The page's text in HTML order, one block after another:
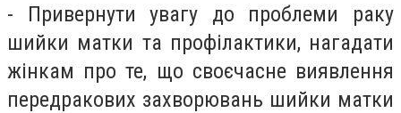
- Привернути увагу до проблеми раку
шийки матки та профілактики, нагадати
жінкам про те, що своєчасне виявлення
передракових захворювань шийки матки